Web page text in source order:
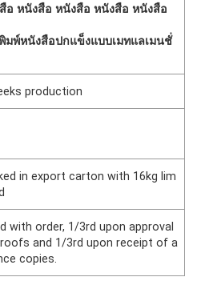
อ หนังสือ หนังสือ หนังสือ หนังสือ
มพ์หนังสือปกแข็งแบบเมทแลเมนชั่
production
in export carton with 16kg lim
with order, 1/3rd upon approval
and 1/3rd upon receipt of a
copies.